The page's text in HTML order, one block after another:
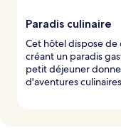
Paradis culinaire
Cet hôtel dispose de
créant un paradis
petit déjeuner
d'aventures culinaires.